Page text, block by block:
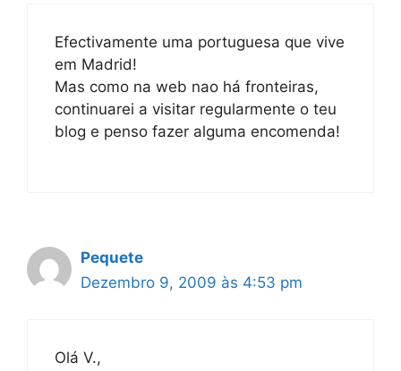
Efectivamente uma portuguesa que vive
em Madrid!
Mas como na web nao há fronteiras,
continuarei a visitar regularmente o teu
blog e penso fazer alguma encomenda!
Pequete
Dezembro 9, 2009 às 4:53 pm
Olá V.,